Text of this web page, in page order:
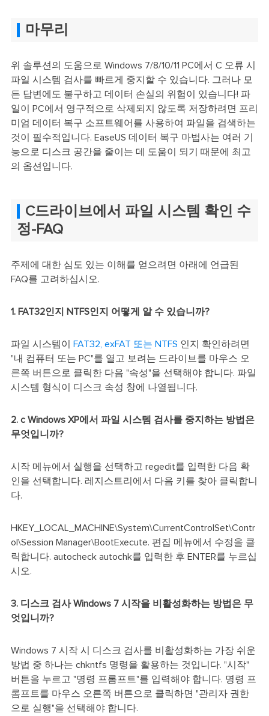
마무리
위 솔루션의 도움으로 Windows 7/8/10/11 PC에서 C 오류 시
파일 시스템 검사를 빠르게 중지할 수 있습니다. 그러나 모
든 답변에도 불구하고 데이터 손실의 위험이 있습니다! 파
일이 PC에서 영구적으로 삭제되지 않도록 저장하려면 프리
미엄 데이터 복구 소프트웨어를 사용하여 파일을 검색하는
것이 필수적입니다. EaseUS 데이터 복구 마법사는 여러 기
능으로 디스크 공간을 줄이는 데 도움이 되기 때문에 최고
의 옵션입니다.
C드라이브에서 파일 시스템 확인 수
정-FAQ
주제에 대한 심도 있는 이해를 얻으려면 아래에 언급된
FAQ를 고려하십시오.
1. FAT32인지 NTFS인지 어떻게 알 수 있습니까?
파일 시스템이 FAT32, exFAT 또는 NTFS 인지 확인하려면
"내 컴퓨터 또는 PC"를 열고 보려는 드라이브를 마우스 오
른쪽 버튼으로 클릭한 다음 "속성"을 선택해야 합니다. 파일
시스템 형식이 디스크 속성 창에 나열됩니다.
2. c Windows XP에서 파일 시스템 검사를 중지하는 방법은
무엇입니까?
시작 메뉴에서 실행을 선택하고 regedit를 입력한 다음 확
인을 선택합니다. 레지스트리에서 다음 키를 찾아 클릭합니
다.
HKEY_LOCAL_MACHINE\System\CurrentControlSet\Contr
ol\Session Manager\BootExecute. 편집 메뉴에서 수정을 클
릭합니다. autocheck autochk를 입력한 후 ENTER를 누르십
시오.
3. 디스크 검사 Windows 7 시작을 비활성화하는 방법은 무
엇입니까?
Windows 7 시작 시 디스크 검사를 비활성화하는 가장 쉬운
방법 중 하나는 chkntfs 명령을 활용하는 것입니다. "시작"
버튼을 누르고 "명령 프롬프트"를 입력해야 합니다. 명령 프
롬프트를 마우스 오른쪽 버튼으로 클릭하면 "관리자 권한
으로 실행"을 선택해야 합니다.